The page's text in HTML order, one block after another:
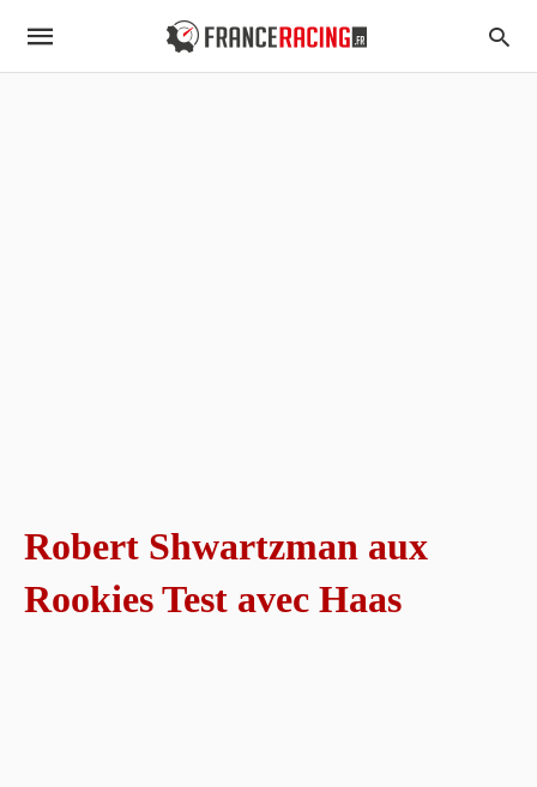
Robert Shwartzman aux
Rookies Test avec Haas